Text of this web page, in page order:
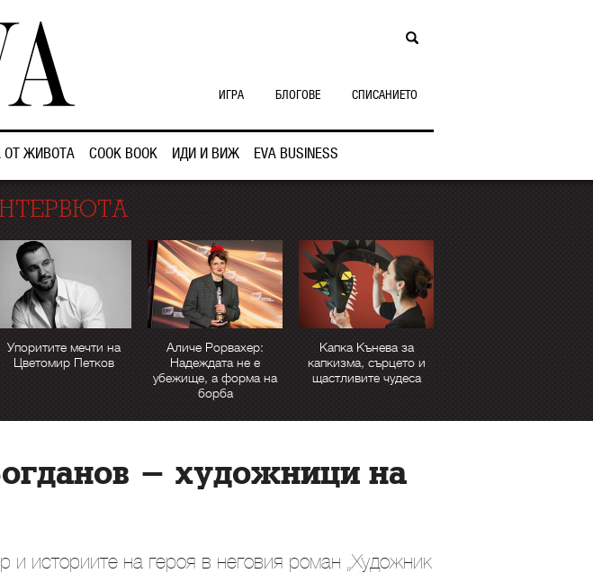
ОТ ЖИВОТА COOK BOOK ИДИ И ВИЖ EVA BUSINESS
ИГРА БЛОГОВЕ СПИСАНИЕТО
Упоритите мечти на
Цветомир Петков
Аличе Рорвахер:
Надеждата не е
убежище, а форма на
борба
Капка Кънева за
капкизма, сърцето и
щастливите чудеса
- художници на
историите на героя в неговия роман „Художник